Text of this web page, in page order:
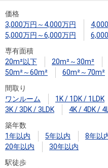
価格
3,000万円～4,000万円
5,000万円～6,000万円
専有面積
20m²以下
20m²～30m²
50m²～60m²
60m²～70m²
間取り
ワンルーム
1K / 1DK / 1LDK
3K / 3DK / 3LDK
4K / 4DK /
築年数
1年以内
5年以内 8年以
20年以内
30年以内
駅徒歩